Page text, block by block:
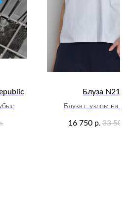
Блуза N21
Блуза с узлом на
16 750 р. 33 500